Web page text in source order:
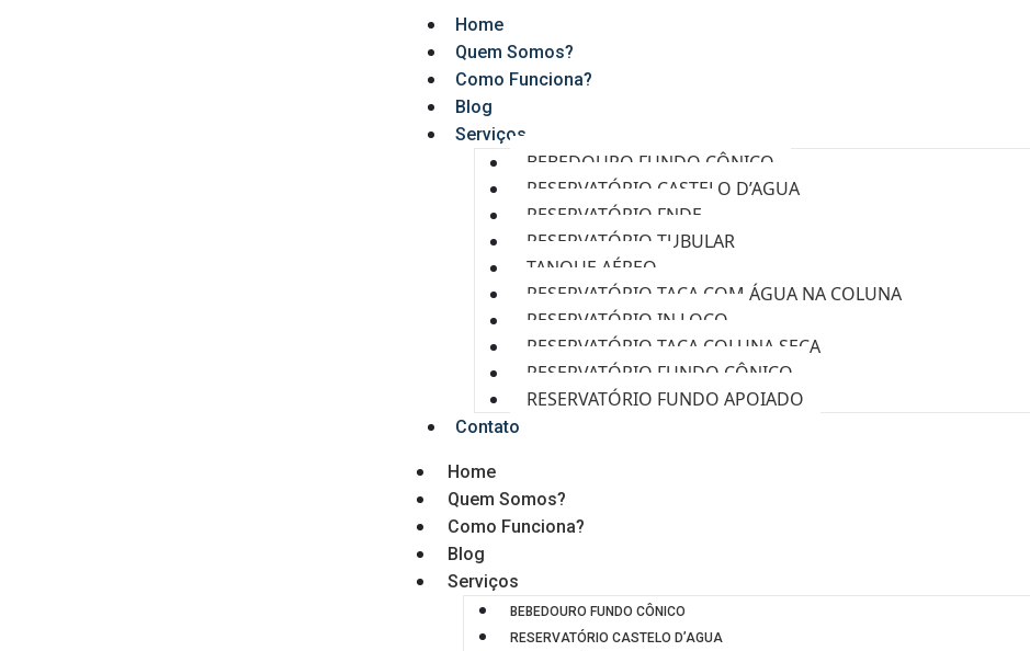
Home
Quem Somos?
Como Funciona?
Blog
Serviços
BEBEDOURO FUNDO CÔNICO
RESERVATÓRIO CASTELO D’AGUA
RESERVATÓRIO FNDE
RESERVATÓRIO TUBULAR
TANQUE AÉREO
RESERVATÓRIO TAÇA COM ÁGUA NA COLUNA
RESERVATÓRIO IN LOCO
RESERVATÓRIO TAÇA COLUNA SECA
RESERVATÓRIO FUNDO CÔNICO
RESERVATÓRIO FUNDO APOIADO
Contato
Home
Quem Somos?
Como Funciona?
Blog
Serviços
BEBEDOURO FUNDO CÔNICO
RESERVATÓRIO CASTELO D’AGUA